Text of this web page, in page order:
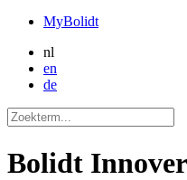
MyBolidt
nl
en
de
Bolidt